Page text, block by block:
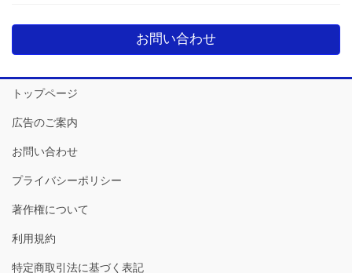
お問い合わせ
トップページ
広告のご案内
お問い合わせ
プライバシーポリシー
著作権について
利用規約
特定商取引法に基づく表記